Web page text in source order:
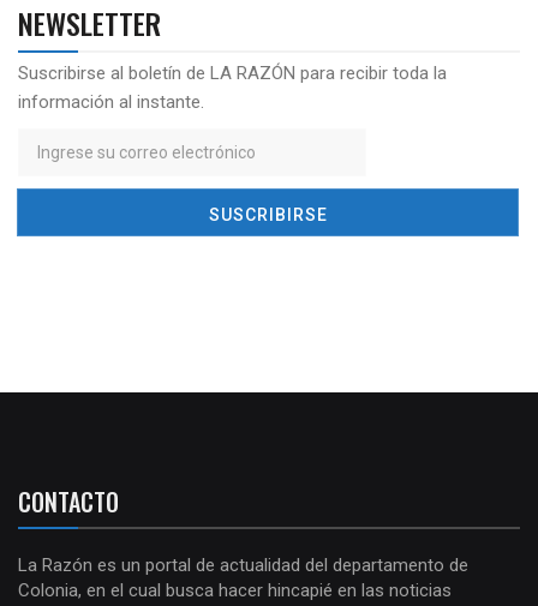
NEWSLETTER
Suscribirse al boletín de LA RAZÓN para recibir toda la
información al instante.
CONTACTO
La Razón es un portal de actualidad del departamento de
Colonia, en el cual busca hacer hincapié en las noticias